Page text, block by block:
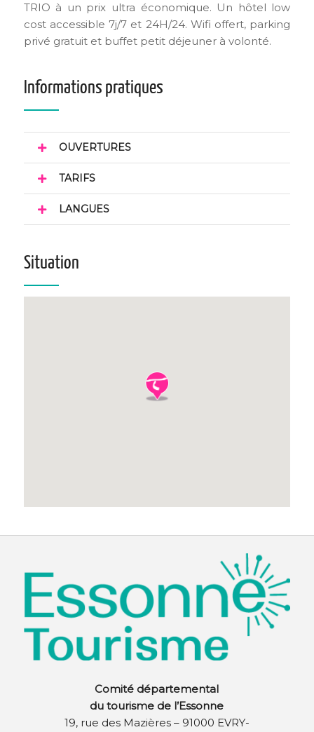
TRIO à un prix ultra économique. Un hôtel low
cost accessible 7j/7 et 24H/24. Wifi offert, parking
privé gratuit et buffet petit déjeuner à volonté.
Informations pratiques
OUVERTURES
TARIFS
LANGUES
Situation
Comité départemental
du tourisme de l’Essonne
19, rue des Mazières – 91000 EVRY-